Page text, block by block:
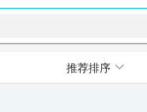
推荐排序